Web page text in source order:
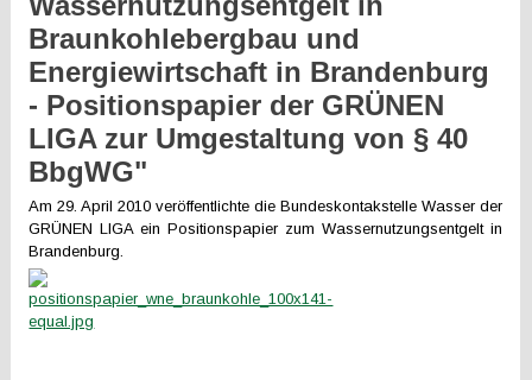
Braunkohlebergbau und
Energiewirtschaft in Brandenburg
- Positionspapier der GRÜNEN
LIGA zur Umgestaltung von § 40
BbgWG"
Am 29. April 2010 veröffentlichte die Bundeskontakstelle Wasser der
GRÜNEN LIGA ein Positionspapier zum Wassernutzungsentgelt in
Brandenburg.